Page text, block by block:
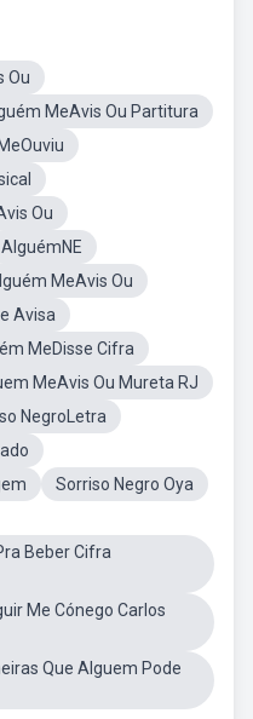
Ou
MeAvis Ou Partitura
Ou
AlguémNE
MeAvis Ou
Avisa
MeDisse Cifra
MeAvis Ou Mureta RJ
NegroLetra
Sorriso Negro Oya
Beber Cifra
Me Cónego Carlos
Que Alguem Pode